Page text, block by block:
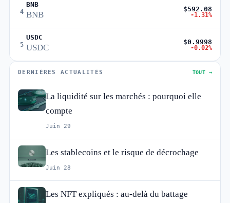
4
BNB
BNB
$592.08
-1.31%
5
USDC
USDC
$0.9998
-0.02%
DERNIÈRES ACTUALITÉS TOUT →
La liquidité sur les marchés : pourquoi elle
compte
Juin 29
Les stablecoins et le risque de décrochage
Juin 28
Les NFT expliqués : au-delà du battage